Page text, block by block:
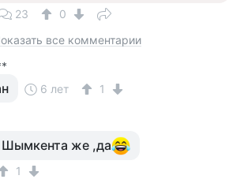
23
0
все комментарии
6 лет 1
Шымкента же ,да
1